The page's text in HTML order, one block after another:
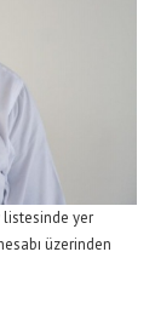
listesinde yer
üzerinden